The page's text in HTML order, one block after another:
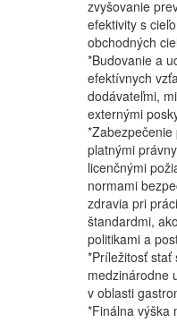
zvyšovanie
efektivity s
obchodných
*Budovanie a
efektívnych
dodávateľmi,
externými
platnými
licenčnými
normami
zdravia pri
štandardmi,
politikami a
*Príležitosť stať
medzinárodne
v oblasti
*Finálna výška